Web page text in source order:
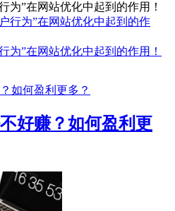
为”在网站优化中起到的作用！
为”在网站优化中起到的作用！
好赚？如何盈利更